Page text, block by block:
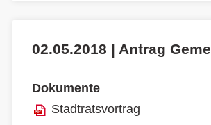
02.05.2018 | Antrag
Dokumente
Stadtratsvortrag